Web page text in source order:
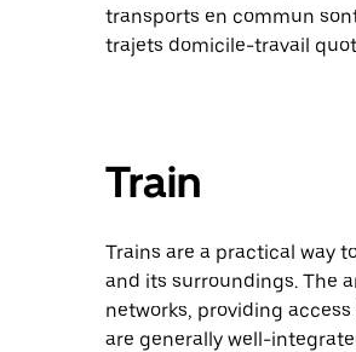
transports en commun
trajets domicile-travail
Train
Trains are a practical way
and its surroundings. The
networks, providing
are generally well-